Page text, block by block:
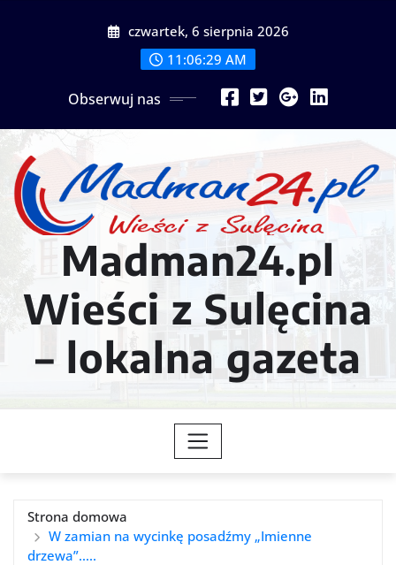
czwartek, 6 sierpnia 2026
11:06:31 AM
Obserwuj nas
Madman24.pl
Wieści z Sulęcina
– lokalna gazeta
Strona domowa
W zamian na wycinkę posadźmy „Imienne
drzewa”…..